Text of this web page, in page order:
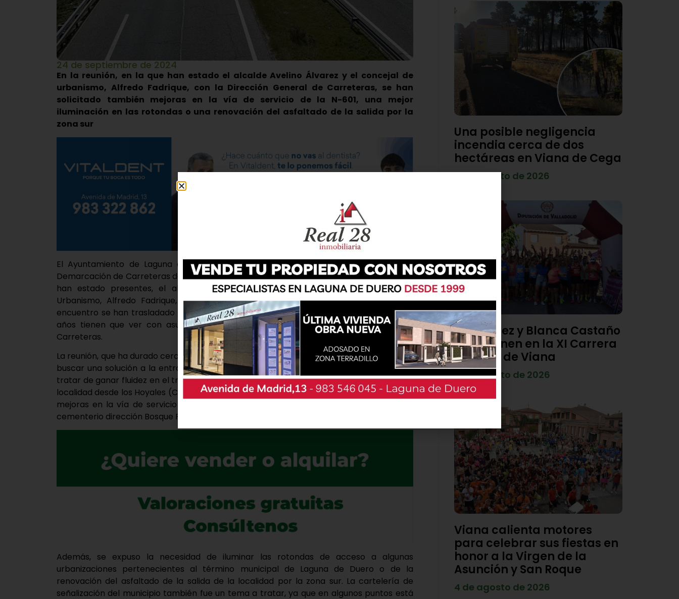
24 de septiembre de 2024
En la reunión, en la que han estado el alcalde Avelino Álvarez y el concejal de
urbanismo, Alfredo Fadrique, con la Dirección General de Carreteras, se han
solicitado también mejoras en la vía de servicio de la N-601, una mejor
iluminación en las rotondas o una renovación del asfaltado de la salida por la
zona sur
El Ayuntamiento de Laguna de Duero ha mantenido una reunión con el Jefe de la
Demarcación de Carreteras del Estado en Castilla y León Occidental. En dicho encuentro
han estado presentes, el alcalde del municipio, Avelino Álvarez, y el concejal de
Urbanismo, Alfredo Fadrique, acompañados por el arquitecto municipal. Durante el
encuentro se han trasladado las reclamaciones recogidas en el Consistorio desde hace
años tienen que ver con asuntos que son competencia de la Dirección General de
Carreteras.
La reunión, que ha durado cerca de dos horas, ha puesto sobre la mesa la importancia de
buscar una solución a la entrada y salida norte del municipio (zona de Torrelago) para
tratar de ganar fluidez en el tráfico y acabar con el problema que existe de entrada a la
localidad desde los Hoyales (Camino del Portillejo). También se demandaron una serie de
mejoras en la vía de servicio de la N-601, que comienza en la rotonda de la zona del
cementerio dirección Bosque Real – Boecillo, aclaran desde el consistorio.
Además, se expuso la necesidad de iluminar las rotondas de acceso a algunas
urbanizaciones pertenecientes al término municipal de Laguna de Duero o de la
renovación del asfaltado de la salida de la localidad por la zona sur. La cartelería de
señalización del municipio también fue un tema a tratar, ya que en algunos puntos está
Una posible negligencia
incendia cerca de dos
hectáreas en Viana de Cega
7 de agosto de 2026
Diego Díez y Blanca Castaño
se imponen en la XI Carrera
Popular de Viana
4 de agosto de 2026
Viana calienta motores
para celebrar sus fiestas en
honor a la Virgen de la
Asunción y San Roque
4 de agosto de 2026